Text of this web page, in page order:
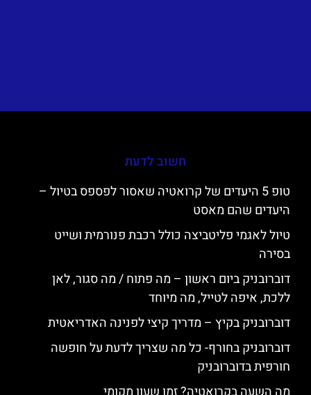
חשוב לדעת
טופ 5 היעדים של קרואטיה שאסור לפספס בטיול –
היעדים שהם מאסט
טיול לאגמי פליטביצה כולל רכבת פנורמית ושייט
בסירה
דוברובניק ביום ראשון – מה פתוח / מה סגור, לאן
ללכת, איפה לטייל, מה מיוחד
דוברובניק בקיץ – מדריך קיצי לפנינה האדריאטית
דוברובניק בחורף- כל מה שצריך לדעת על חופשה
חורפית בדוברובניק